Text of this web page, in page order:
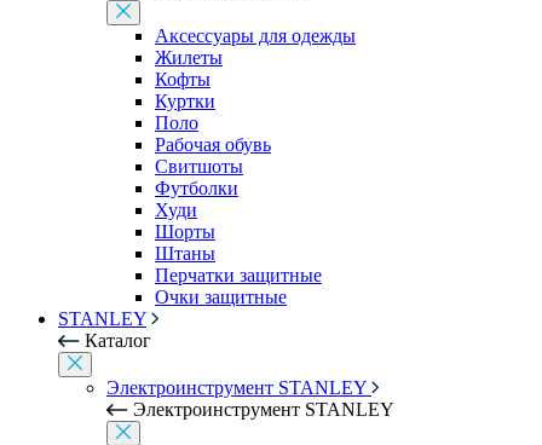
Аксессуары для одежды
Жилеты
Кофты
Куртки
Поло
Рабочая обувь
Свитшоты
Футболки
Худи
Шорты
Штаны
Перчатки защитные
Очки защитные
STANLEY
Каталог
Электроинструмент STANLEY
Электроинструмент STANLEY